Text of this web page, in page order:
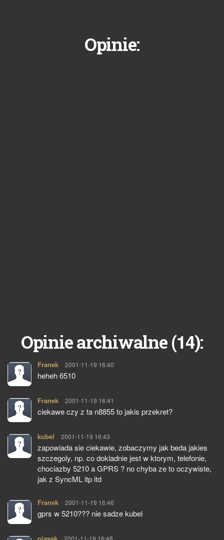
Opinie:
Opinie archiwalne (14):
Franek pisze:
2001-11-19 16:40
heheh 6510
Franek pisze:
2001-11-19 16:41
ciekawe czy z ta n8855 to jakis przekret?
kubel pisze:
2001-11-19 16:43
zapowiada sie ciekawie, zobaczymy jak beda jakies
szczegoly, np. co dokladnie jest w ktorym, telefonie,
chociazby 5210 a GPRS ? no chyba ze to oczywiste,
jak z SyncML itp itd
Franek pisze:
2001-11-19 16:46
gprs w 5210??? nie sadze kubel